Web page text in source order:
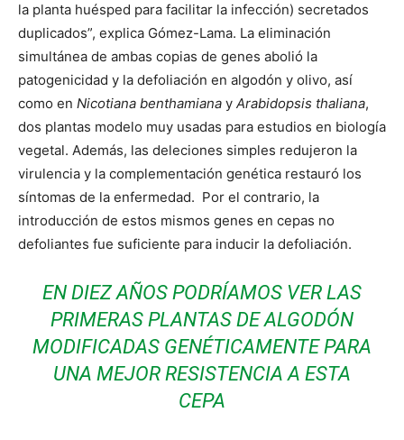
la planta huésped para facilitar la infección) secretados
duplicados”, explica Gómez-Lama. La eliminación
simultánea de ambas copias de genes abolió la
patogenicidad y la defoliación en algodón y olivo, así
como en Nicotiana benthamiana y Arabidopsis thaliana,
dos plantas modelo muy usadas para estudios en biología
vegetal. Además, las deleciones simples redujeron la
virulencia y la complementación genética restauró los
síntomas de la enfermedad. Por el contrario, la
introducción de estos mismos genes en cepas no
defoliantes fue suficiente para inducir la defoliación.
EN DIEZ AÑOS PODRÍAMOS VER LAS
PRIMERAS PLANTAS DE ALGODÓN
MODIFICADAS GENÉTICAMENTE PARA
UNA MEJOR RESISTENCIA A ESTA
CEPA